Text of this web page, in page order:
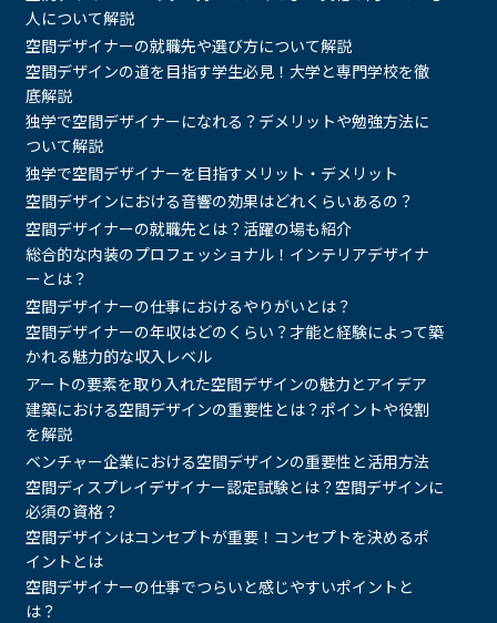
人について解説
空間デザイナーの就職先や選び方について解説
空間デザインの道を目指す学生必見！大学と専門学校を徹
底解説
独学で空間デザイナーになれる？デメリットや勉強方法に
ついて解説
独学で空間デザイナーを目指すメリット・デメリット
空間デザインにおける音響の効果はどれくらいあるの？
空間デザイナーの就職先とは？活躍の場も紹介
総合的な内装のプロフェッショナル！インテリアデザイナ
ーとは？
空間デザイナーの仕事におけるやりがいとは？
空間デザイナーの年収はどのくらい？才能と経験によって築
かれる魅力的な収入レベル
アートの要素を取り入れた空間デザインの魅力とアイデア
建築における空間デザインの重要性とは？ポイントや役割
を解説
ベンチャー企業における空間デザインの重要性と活用方法
空間ディスプレイデザイナー認定試験とは？空間デザインに
必須の資格？
空間デザインはコンセプトが重要！コンセプトを決めるポ
イントとは
空間デザイナーの仕事でつらいと感じやすいポイントと
は？